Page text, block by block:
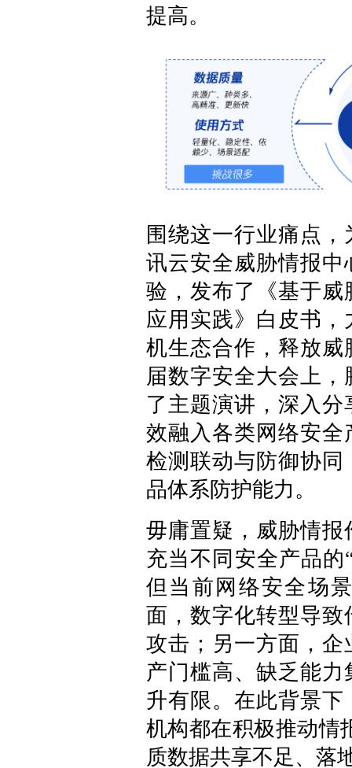
提高。
围绕这一行业痛点
讯云安全威胁情报
验，发布了《基于
应用实践》白皮书
机生态合作，释放
届数字安全大会上
了主题演讲，深入
效融入各类网络安
检测联动与防御协
品体系防护能力。
毋庸置疑，威胁情
充当不同安全产品
但当前网络安全场
面，数字化转型导
攻击；另一方面，
产门槛高、缺乏能
升有限。在此背景
机构都在积极推动情
质数据共享不足、落